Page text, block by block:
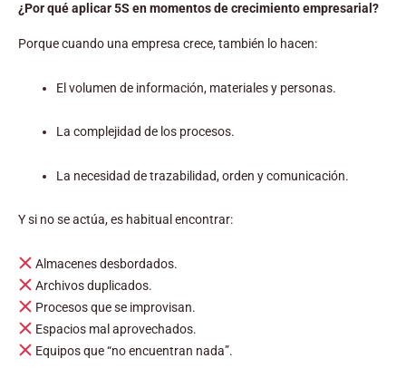
¿Por qué aplicar 5S en momentos de crecimiento empresarial?
Porque cuando una empresa crece, también lo hacen:
El volumen de información, materiales y personas.
La complejidad de los procesos.
La necesidad de trazabilidad, orden y comunicación.
Y si no se actúa, es habitual encontrar:
Almacenes desbordados.
Archivos duplicados.
Procesos que se improvisan.
Espacios mal aprovechados.
Equipos que “no encuentran nada”.